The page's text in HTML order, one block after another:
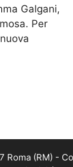
Galgani,
Per
Roma (RM) -